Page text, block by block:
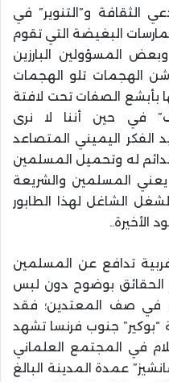
الثقافة و”التنوير” في
البغيضة التي تقوم
المسؤولين البارزين
الهجمات تلو الهجمات
بأبشع الصفات تحت لافتة
في حين أننا لا نرى
الفكر اليميني المتصاعد
له وتحميل المسلمين
يعني المسلمين والشريعة
الشاغل لهذا الطابور
الأخيرة..
تدافع عن المسلمين
الحقائق بوضوح دون لبس
في صف المعتدين؛ فقد
جنوب فرنسا تشهد
في المجتمع العلماني
عمدة المدينة البالغ